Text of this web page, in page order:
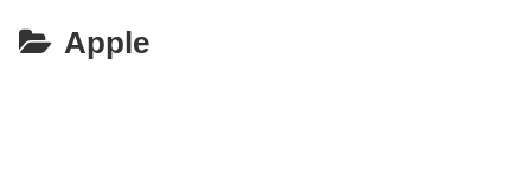
Apple